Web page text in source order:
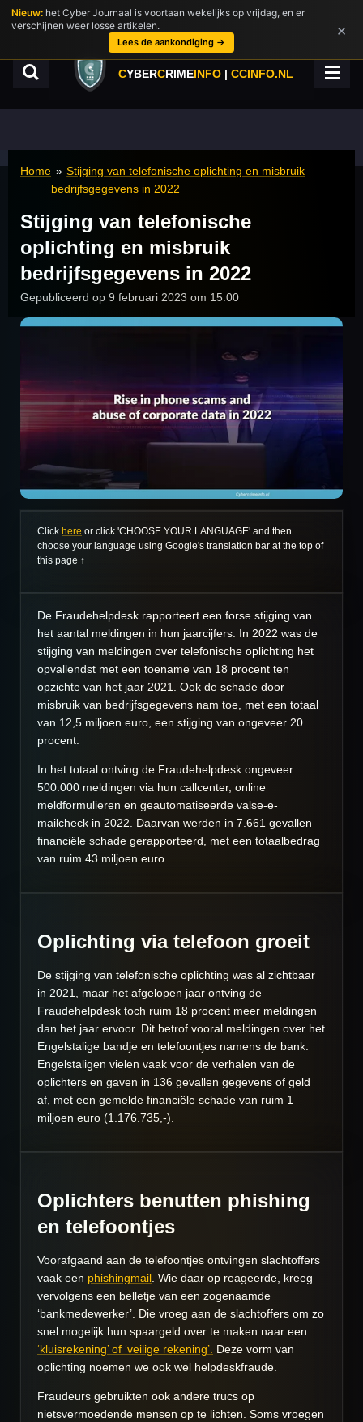
Ga
direct
hoofdinhoud
CYBERCRIMEINFO | CCINFO.NL
Home » Stijging van telefonische oplichting en misbruik
bedrijfsgegevens in 2022
Stijging van telefonische
oplichting en misbruik
bedrijfsgegevens in 2022
Gepubliceerd op 9 februari 2023 om 15:00
Click here or click 'CHOOSE YOUR LANGUAGE' and then
choose your language using Google's translation bar at the top of
this page ↑
De Fraudehelpdesk rapporteert een forse stijging van
het aantal meldingen in hun jaarcijfers. In 2022 was de
stijging van meldingen over telefonische oplichting het
opvallendst met een toename van 18 procent ten
opzichte van het jaar 2021. Ook de schade door
misbruik van bedrijfsgegevens nam toe, met een totaal
van 12,5 miljoen euro, een stijging van ongeveer 20
procent.
In het totaal ontving de Fraudehelpdesk ongeveer
500.000 meldingen via hun callcenter, online
meldformulieren en geautomatiseerde valse-e-
mailcheck in 2022. Daarvan werden in 7.661 gevallen
financiële schade gerapporteerd, met een totaalbedrag
van ruim 43 miljoen euro.
Oplichting via telefoon groeit
De stijging van telefonische oplichting was al zichtbaar
in 2021, maar het afgelopen jaar ontving de
Fraudehelpdesk toch ruim 18 procent meer meldingen
dan het jaar ervoor. Dit betrof vooral meldingen over het
Engelstalige bandje en telefoontjes namens de bank.
Engelstaligen vielen vaak voor de verhalen van de
oplichters en gaven in 136 gevallen gegevens of geld
af, met een gemelde financiële schade van ruim 1
miljoen euro (1.176.735,-).
Oplichters benutten phishing
en telefoontjes
Voorafgaand aan de telefoontjes ontvingen slachtoffers
vaak een phishingmail. Wie daar op reageerde, kreeg
vervolgens een belletje van een zogenaamde
‘bankmedewerker’. Die vroeg aan de slachtoffers om zo
snel mogelijk hun spaargeld over te maken naar een
‘kluisrekening’ of ‘veilige rekening’. Deze vorm van
oplichting noemen we ook wel helpdeskfraude.
Fraudeurs gebruikten ook andere trucs op
nietsvermoedende mensen op te lichten. Soms vroegen
Nieuw: het Cyber Journaal is voortaan wekelijks op vrijdag, en er
verschijnen weer losse artikelen.
Lees de aankondiging →
×